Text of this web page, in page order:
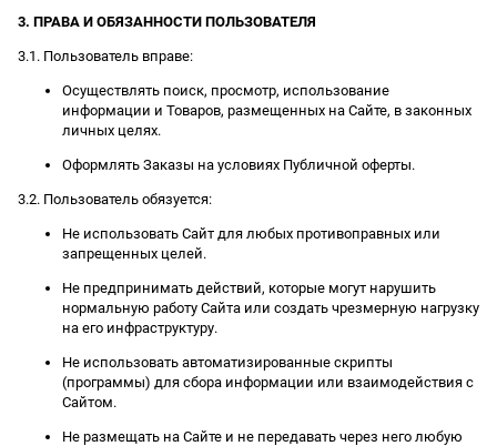
3. ПРАВА И ОБЯЗАННОСТИ ПОЛЬЗОВАТЕЛЯ
3.1. Пользователь вправе:
Осуществлять поиск, просмотр, использование
информации и Товаров, размещенных на Сайте, в законных
личных целях.
Оформлять Заказы на условиях Публичной оферты.
3.2. Пользователь обязуется:
Не использовать Сайт для любых противоправных или
запрещенных целей.
Не предпринимать действий, которые могут нарушить
нормальную работу Сайта или создать чрезмерную нагрузку
на его инфраструктуру.
Не использовать автоматизированные скрипты
(программы) для сбора информации или взаимодействия с
Сайтом.
Не размещать на Сайте и не передавать через него любую